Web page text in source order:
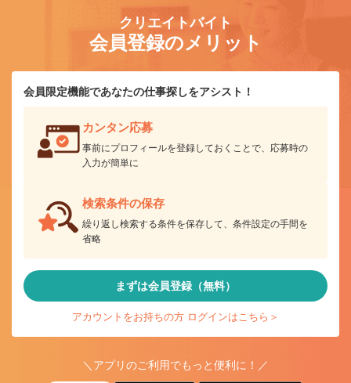
クリエイトバイト
会員登録のメリット
会員限定機能であなたの仕事探しをアシスト！
カンタン応募
事前にプロフィールを登録しておくことで、応募時の
入力が簡単に
検索条件の保存
繰り返し検索する条件を保存して、条件設定の手間を
省略
まずは会員登録（無料）
アカウントをお持ちの方 ログインはこちら＞
＼アプリのご利用でもっと便利に！／